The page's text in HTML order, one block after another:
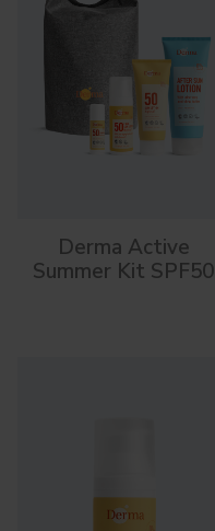
Derma Active
Summer Kit SPF50